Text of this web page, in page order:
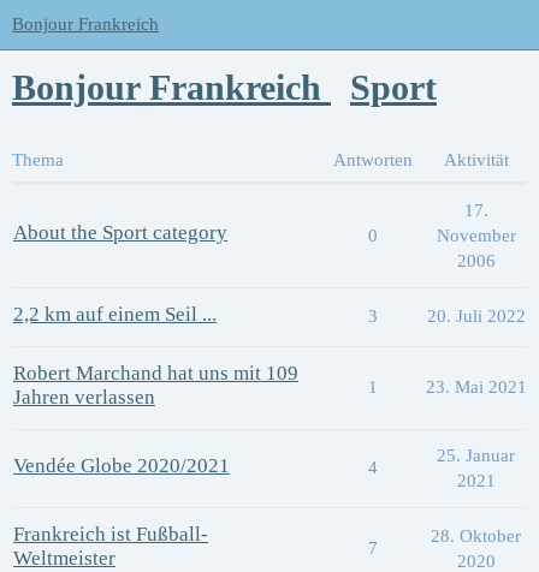
Bonjour Frankreich
Bonjour Frankreich Sport
Thema Antworten Aktivität
About the Sport category 0
17.
November
2006
2,2 km auf einem Seil ... 3 20. Juli 2022
Robert Marchand hat uns mit 109
Jahren verlassen
1 23. Mai 2021
Vendée Globe 2020/2021 4
25. Januar
2021
Frankreich ist Fußball-
Weltmeister
7
28. Oktober
2020